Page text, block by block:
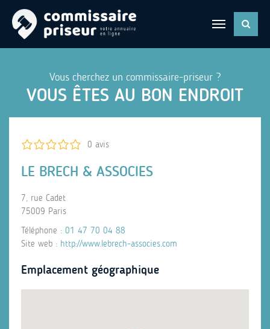
Vous cherchez un commissaire-priseur ?
VOUS ÊTES AU BON ENDROIT
0 avis
LE BRECH & ASSOCIES
7, rue Cadet
75009 Paris
Téléphone : 01 47 70 04 88
Site web : http://www.lebrech-associes.com
Emplacement géographique